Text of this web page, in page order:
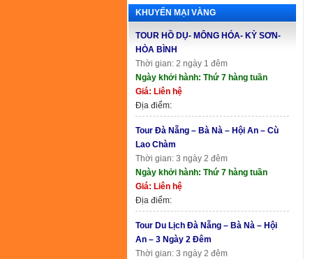
KHUYẾN MẠI VÀNG
TOUR HỒ DỤ- MÔNG HÓA- KỲ SƠN-
HÒA BÌNH
Thời gian: 2 ngày 1 đêm
Ngày khởi hành: Thứ 7 hàng tuần
Giá: Liên hệ
Địa điểm:
Tour Đà Nẵng – Bà Nà – Hội An – Cù
Lao Chàm
Thời gian: 3 ngày 2 đêm
Ngày khởi hành: Thứ 7 hàng tuần
Giá: Liên hệ
Địa điểm:
Tour Du Lịch Đà Nẵng – Bà Nà – Hội
An – 3 Ngày 2 Đêm
Thời gian: 3 ngày 2 đêm